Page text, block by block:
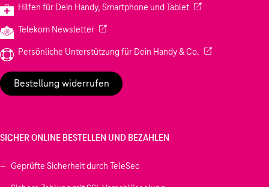
Hilfen für Dein Handy, Smartphone und Tablet(Wird in einem
Telekom Newsletter(Wird in einem neuen Tab geöffnet)
Persönliche Unterstützung für Dein Handy & Co. (Wird in einem
Bestellung widerrufen
SICHER ONLINE BESTELLEN UND BEZAHLEN
Geprüfte Sicherheit durch TeleSec